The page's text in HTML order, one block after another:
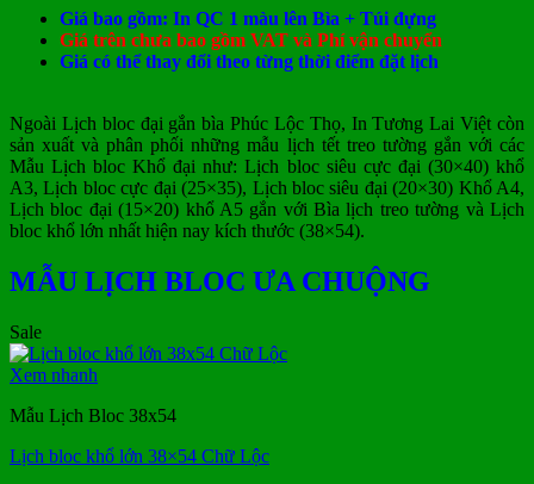
Giá bao gồm: In QC 1 màu lên Bìa + Túi đựng
Giá trên chưa bao gồm VAT và Phí vận chuyển
Giá có thể thay đổi theo từng thời điểm đặt lịch
Ngoài Lịch bloc đại gắn bìa Phúc Lộc Thọ, In Tương Lai Việt còn
sản xuất và phân phối những mẫu lịch tết treo tường gắn với các
Mẫu Lịch bloc Khổ đại như: Lịch bloc siêu cực đại (30×40) khổ
A3, Lịch bloc cực đại (25×35), Lịch bloc siêu đại (20×30) Khổ A4,
Lịch bloc đại (15×20) khổ A5 gắn với Bìa lịch treo tường và Lịch
bloc khổ lớn nhất hiện nay kích thước (38×54).
MẪU LỊCH BLOC ƯA CHUỘNG
Sale
Xem nhanh
Mẫu Lịch Bloc 38x54
Lịch bloc khổ lớn 38×54 Chữ Lộc